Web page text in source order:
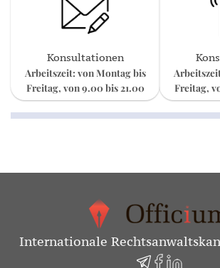
Konsultationen
Arbeitszeit: von Montag bis
Freitag, von 9.00 bis 21.00
Freitag,
Internationale